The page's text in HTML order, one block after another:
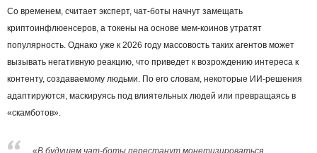
Со временем, считает эксперт, чат-боты начнут замещать
криптоинфлюенсеров, а токены на основе мем-коинов утратят
популярность. Однако уже к 2026 году массовость таких агентов может
вызывать негативную реакцию, что приведет к возрождению интереса к
контенту, создаваемому людьми. По его словам, некоторые ИИ-решения
адаптируются, маскируясь под влиятельных людей или превращаясь в
«скамботов».
«В будущем чат-боты перестанут монетизироваться